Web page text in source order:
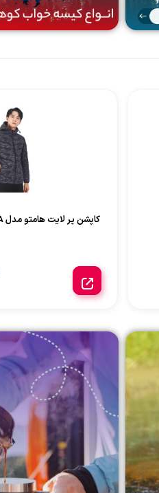
کاپشن پر لایت هامتو مدل 23Y959A